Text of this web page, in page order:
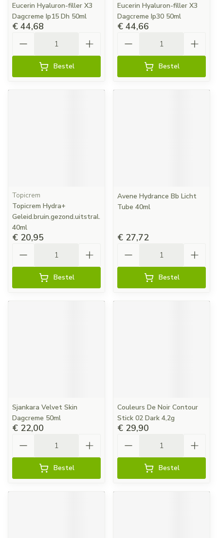
Eucerin Hyaluron-filler X3
Dagcreme Ip15 Dh 50ml
€ 44,68
Bestel
Eucerin Hyaluron-filler X3
Dagcreme Ip30 50ml
€ 44,66
Bestel
Topicrem
Topicrem Hydra+
Geleid.bruin.gezond.uitstral.
40ml
€ 20,95
Bestel
Avene Hydrance Bb Licht
Tube 40ml
€ 27,72
Bestel
Sjankara Velvet Skin
Dagcreme 50ml
€ 22,00
Bestel
Couleurs De Noir Contour
Stick 02 Dark 4,2g
€ 29,90
Bestel